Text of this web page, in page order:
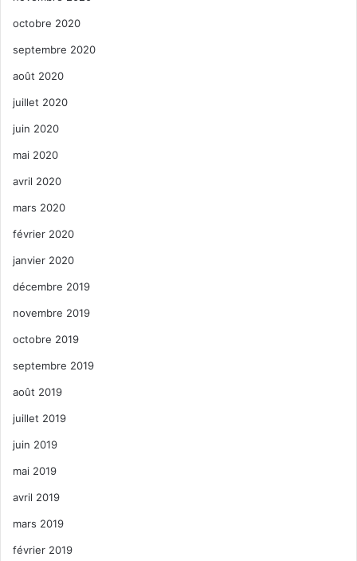
octobre 2020
septembre 2020
août 2020
juillet 2020
juin 2020
mai 2020
avril 2020
mars 2020
février 2020
janvier 2020
décembre 2019
novembre 2019
octobre 2019
septembre 2019
août 2019
juillet 2019
juin 2019
mai 2019
avril 2019
mars 2019
février 2019